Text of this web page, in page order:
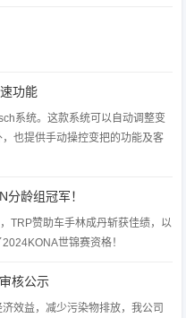
功能
系统。这款系统可以自动调整变
也提供手动操控变把的功能及客
龄组冠军！
TRP赞助车手林成丹斩获佳绩，以
世锦赛资格！
核公示
效益，减少污染物排放，我公司